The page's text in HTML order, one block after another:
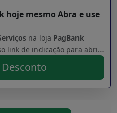
hoje mesmo Abra e use
na loja PagBank
Quer ganhar R$20? Use nosso link de indicação para abrir uma conta grátis no PagBank pelo celular. Faça uma recarga de celular ou pague uma conta, e pronto! ;D